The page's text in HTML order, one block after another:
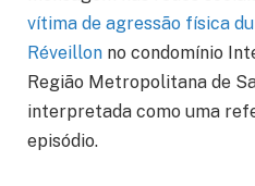
vítima de agressão física
Réveillon no condomínio
Região Metropolitana de
interpretada como uma
episódio.